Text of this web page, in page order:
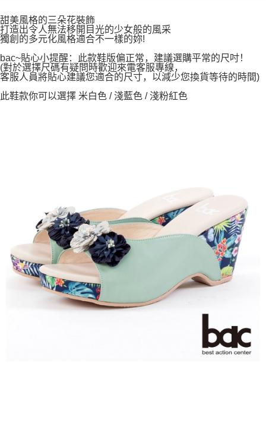
甜美風格的三朵花裝飾
打造出令人無法移開目光的少女般的風采
獨創的多元化風格適合不一樣的妳!
bac~貼心小提醒：此款鞋版偏正常，建議選購平常的尺吋！
(對於選擇尺碼有疑問時歡迎來電客服專線，
客服人員將貼心建議您適合的尺寸，以減少您換貨等待的時間)
此鞋款你可以選擇 米白色 / 淺藍色 / 淺粉紅色